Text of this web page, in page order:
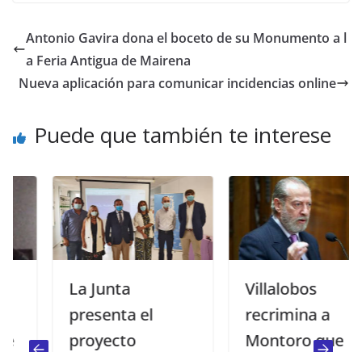
Antonio Gavira dona el boceto de su Monumento a l
a Feria Antigua de Mairena
Nueva aplicación para comunicar incidencias online
Puede que también te interese
La Junta
presenta el
proyecto
Villalobos
recrimina a
Montoro que